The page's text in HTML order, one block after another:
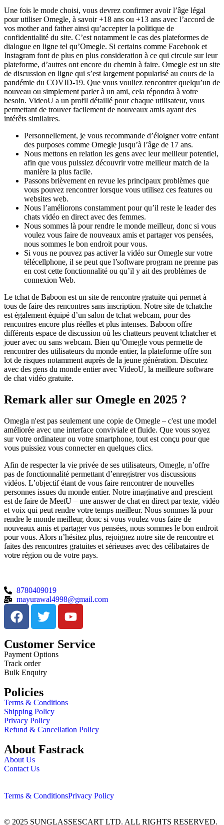
Une fois le mode choisi, vous devrez confirmer avoir l’âge légal
pour utiliser Omegle, à savoir +18 ans ou +13 ans avec l’accord de
vos mother and father ainsi qu’accepter la politique de
confidentialité du site. C’est notamment le cas des plateformes de
dialogue en ligne tel qu’Omegle. Si certains comme Facebook et
Instagram font de plus en plus consideration à ce qui circule sur leur
plateforme, d’autres ont encore du chemin à faire. Omegle est un site
de discussion en ligne qui s’est largement popularisé au cours de la
pandémie du COVID-19. Que vous vouliez rencontrer quelqu’un de
nouveau ou simplement parler à un ami, cela répondra à votre
besoin. VideoU a un profil détaillé pour chaque utilisateur, vous
permettant de trouver facilement de nouveaux amis ayant des
intérêts similaires.
Personnellement, je vous recommande d’éloigner votre enfant
des purposes comme Omegle jusqu’à l’âge de 17 ans.
Nous mettons en relation les gens avec leur meilleur potentiel,
afin que vous puissiez découvrir votre meilleur match de la
manière la plus facile.
Passons brièvement en revue les principaux problèmes que
vous pouvez rencontrer lorsque vous utilisez ces features ou
websites web.
Nous l’améliorons constamment pour qu’il reste le leader des
chats vidéo en direct avec des femmes.
Nous sommes là pour rendre le monde meilleur, donc si vous
voulez vous faire de nouveaux amis et partager vos pensées,
nous sommes le bon endroit pour vous.
Si vous ne pouvez pas activer la vidéo sur Omegle sur votre
télécellphone, il se peut que l’software program ne prenne pas
en cost cette fonctionnalité ou qu’il y ait des problèmes de
connexion Web.
Le tchat de Baboon est un site de rencontre gratuite qui permet à
tous de faire des rencontres sans inscription. Notre site de tchatche
est également équipé d’un salon de tchat webcam, pour des
rencontres encore plus réelles et plus intenses. Baboon offre
différents espace de discussion où les chatteurs peuvent tchatcher et
jouer avec ou sans webcam. Bien qu’Omegle vous permette de
rencontrer des utilisateurs du monde entier, la plateforme offre son
lot de risques notamment auprès de la jeune génération. Discutez
avec des gens du monde entier avec VideoU, la meilleure software
de chat vidéo gratuite.
Remark aller sur Omegle en 2025 ?
Omegla n'est pas seulement une copie de Omegle – c'est une model
améliorée avec une interface conviviale et fluide. Que vous soyez
sur votre ordinateur ou votre smartphone, tout est conçu pour que
vous puissiez vous connecter en quelques clics.
Afin de respecter la vie privée de ses utilisateurs, Omegle, n’offre
pas de fonctionnalité permettant d’enregistrer vos discussions
vidéos. L’objectif étant de vous faire rencontrer de nouvelles
personnes issues du monde entier. Notre imaginative and prescient
est de faire de MeetU – une answer de chat en direct par texte, vidéo
et voix qui peut rendre votre temps meilleur. Nous sommes là pour
rendre le monde meilleur, donc si vous voulez vous faire de
nouveaux amis et partager vos pensées, nous sommes le bon endroit
pour vous. Alors n’hésitez plus, rejoignez notre site de rencontre et
faites des rencontres gratuites et sérieuses avec des célibataires de
votre région ou de votre pays.
8780409019
mayurawal4998@gmail.com
Customer Service
Payment Options
Track order
Bulk Enquiry
Policies
Terms & Conditions
Shipping Policy
Privacy Policy
Refund & Cancellation Policy
About Fastrack
About Us
Contact Us
Terms & ConditionsPrivacy Policy
© 2025 SUNGLASSESCART LTD. ALL RIGHTS RESERVED.